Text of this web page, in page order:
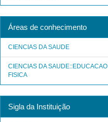
Áreas de conhecimento
CIENCIAS DA SAUDE
CIENCIAS DA SAUDE::EDUCACAO
FISICA
Sigla da Instituição